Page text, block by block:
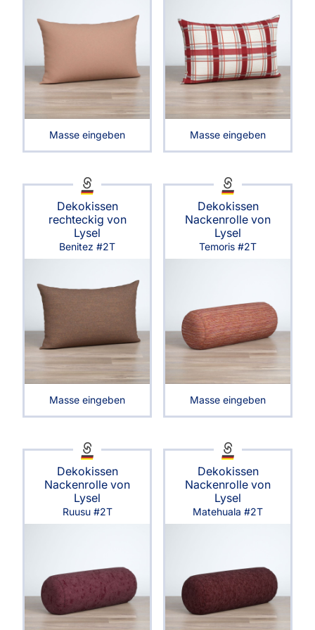
Masse eingeben Masse eingeben
Dekokissen
rechteckig von
Lysel
Benitez #2T
Masse eingeben
Dekokissen
Nackenrolle von
Lysel
Temoris #2T
Masse eingeben
Dekokissen
Nackenrolle von
Lysel
Ruusu #2T
Dekokissen
Nackenrolle von
Lysel
Matehuala #2T